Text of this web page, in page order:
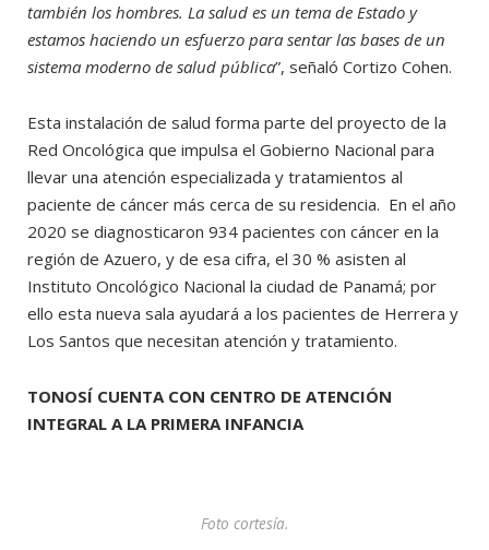
también los hombres. La salud es un tema de Estado y
estamos haciendo un esfuerzo para sentar las bases de un
sistema moderno de salud pública”, señaló Cortizo Cohen.
Esta instalación de salud forma parte del proyecto de la
Red Oncológica que impulsa el Gobierno Nacional para
llevar una atención especializada y tratamientos al
paciente de cáncer más cerca de su residencia. En el año
2020 se diagnosticaron 934 pacientes con cáncer en la
región de Azuero, y de esa cifra, el 30 % asisten al
Instituto Oncológico Nacional la ciudad de Panamá; por
ello esta nueva sala ayudará a los pacientes de Herrera y
Los Santos que necesitan atención y tratamiento.
TONOSÍ CUENTA CON CENTRO DE ATENCIÓN
INTEGRAL A LA PRIMERA INFANCIA
Foto cortesía.